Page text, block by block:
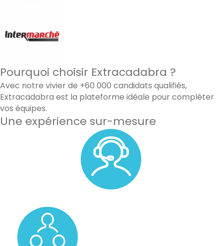
Pourquoi choisir Extracadabra ?
Avec notre vivier de +60 000 candidats qualifiés,
Extracadabra est la plateforme idéale pour compléter
vos équipes.
Une expérience sur-mesure